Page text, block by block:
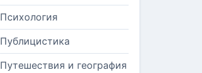
Психология
Публицистика
Путешествия и география